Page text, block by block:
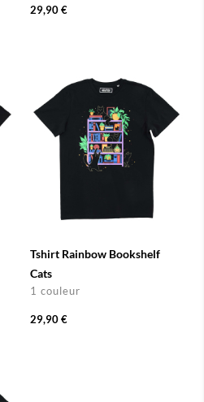
29,90 €
Tshirt Rainbow Bookshelf
Cats
1 couleur
29,90 €